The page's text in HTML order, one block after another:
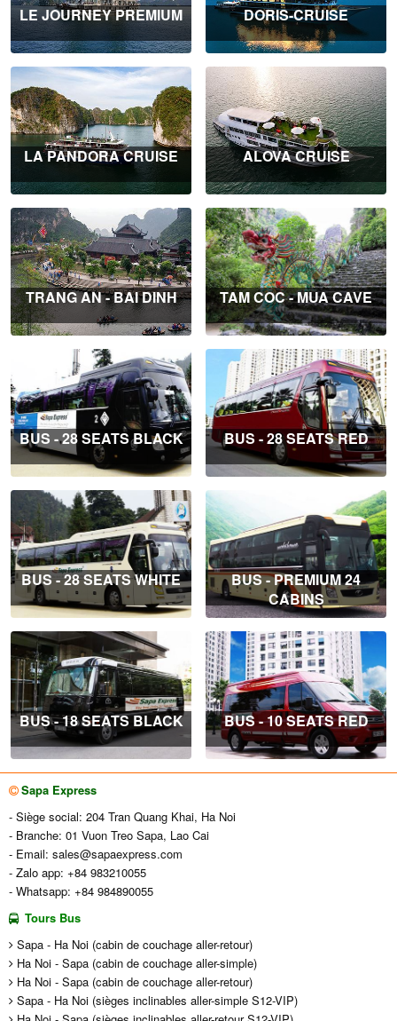
LE JOURNEY PREMIUM DORIS-CRUISE
LA PANDORA CRUISE ALOVA CRUISE
TRANG AN - BAI DINH TAM COC - MUA CAVE
BUS - 28 SEATS BLACK BUS - 28 SEATS RED
BUS - 28 SEATS WHITE
BUS - PREMIUM 24
CABINS
BUS - 18 SEATS BLACK BUS - 10 SEATS RED
Sapa Express
- Siège social: 204 Tran Quang Khai, Ha Noi
- Branche: 01 Vuon Treo Sapa, Lao Cai
- Email: sales@sapaexpress.com
- Zalo app: +84 983210055
- Whatsapp: +84 984890055
Tours Bus
Sapa - Ha Noi (cabin de couchage aller-retour)
Ha Noi - Sapa (cabin de couchage aller-simple)
Ha Noi - Sapa (cabin de couchage aller-retour)
Sapa - Ha Noi (sièges inclinables aller-simple S12-VIP)